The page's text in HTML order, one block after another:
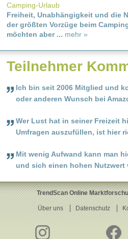
Camping-Urlaub
Freiheit, Unabhängigkeit und die
der größten Vorzüge beim
möchten aber ... mehr »
Teilnehmer
Ich bin seit 2006 Mitglied und
oder anderen Wunsch bei
Wer Lust hat in seiner Freizeit
Umfragen auszufüllen, ist hier
Mit wenig Aufwand kann man
und sich einen hohen Nutzwert
TrendScan Online
Über uns Datenschutz